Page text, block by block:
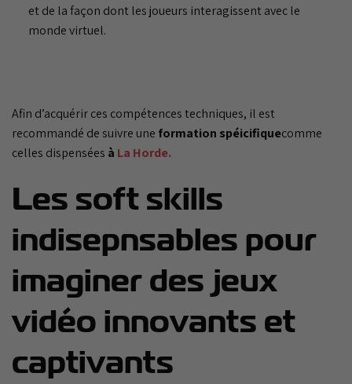
et de la façon dont les joueurs interagissent avec le
monde virtuel.
Afin d’acquérir ces compétences techniques, il est
recommandé de suivre une formation spéicifiquecomme
celles dispensées à La Horde.
Les soft skills
indisepnsables pour
imaginer des jeux
vidéo innovants et
captivants